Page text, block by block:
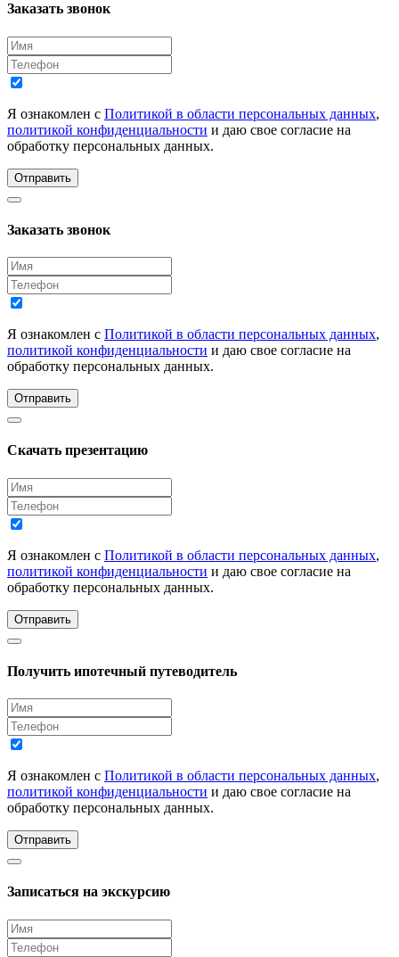
Заказать звонок
Я ознакомлен с Политикой в области персональных данных,
политикой конфиденциальности и даю свое согласие на
обработку персональных данных.
Отправить
Заказать звонок
Я ознакомлен с Политикой в области персональных данных,
политикой конфиденциальности и даю свое согласие на
обработку персональных данных.
Отправить
Скачать презентацию
Я ознакомлен с Политикой в области персональных данных,
политикой конфиденциальности и даю свое согласие на
обработку персональных данных.
Отправить
Получить ипотечный путеводитель
Я ознакомлен с Политикой в области персональных данных,
политикой конфиденциальности и даю свое согласие на
обработку персональных данных.
Отправить
Записаться на экскурсию